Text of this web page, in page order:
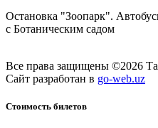
Остановка "Зоопарк".
с Ботаническим садом
Все права защищены ©2026
Сайт разработан в go-web.uz
Стоимость билетов